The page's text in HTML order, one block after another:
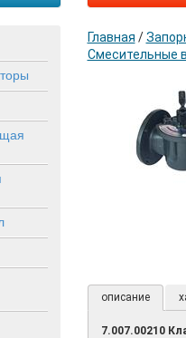
Главная /
Смесительные
описание
7.007.00210